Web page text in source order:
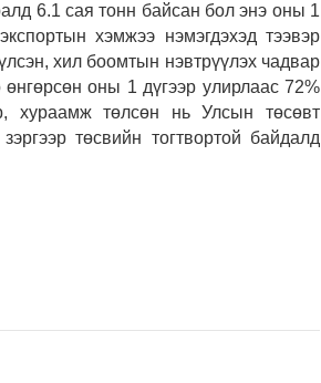
6.1 сая тонн байсан бол энэ оны 1
хэмжээ нэмэгдэхэд тээвэр
хил боомтын нэвтрүүлэх чадвар
оны 1 дүгээр улирлаас 72%
хураамж төлсөн нь Улсын төсөвт
төсвийн тогтвортой байдалд